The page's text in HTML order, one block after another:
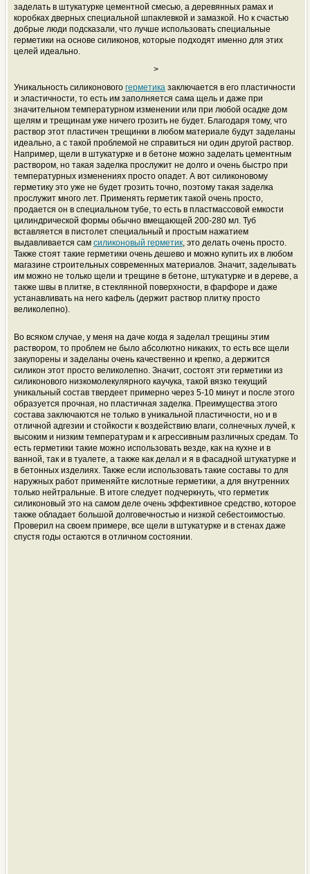
заделать в штукатурке цементной смесью, а деревянных рамах и
коробках дверных специальной шпаклевкой и замазкой. Но к счастью
добрые люди подсказали, что лучше использовать специальные
герметики на основе силиконов, которые подходят именно для этих
целей идеально.
>
Уникальность силиконового герметиказаключается в его пластичности
и эластичности, то есть им заполняется сама щель и даже при
значительном температурном изменении или при любой осадке дом
щелям и трещинам уже ничего грозить не будет. Благодаря тому, что
раствор этот пластичен трещинки в любом материале будут заделаны
идеально, а с такой проблемой не справиться ни один другой раствор.
Например, щели в штукатурке и в бетоне можно заделать цементным
раствором, но такая заделка прослужит не долго и очень быстро при
температурных изменениях просто опадет. А вот силиконовому
герметику это уже не будет грозить точно, поэтому такая заделка
прослужит много лет. Применять герметик такой очень просто,
продается он в специальном тубе, то есть в пластмассовой емкости
цилиндрической формы обычно вмещающей 200-280 мл. Туб
вставляется в пистолет специальный и простым нажатием
выдавливается сам силиконовый герметик, это делать очень просто.
Также стоят такие герметики очень дешево и можно купить их в любом
магазине строительных современных материалов. Значит, заделывать
им можно не только щели и трещине в бетоне, штукатурке и в дереве, а
также швы в плитке, в стеклянной поверхности, в фарфоре и даже
устанавливать на него кафель (держит раствор плитку просто
великолепно).
Во всяком случае, у меня на даче когда я заделал трещины этим
раствором, то проблем не было абсолютно никаких, то есть все щели
закупорены и заделаны очень качественно и крепко, а держится
силикон этот просто великолепно. Значит, состоят эти герметики из
силиконового низкомолекулярного каучука, такой вязко текущий
уникальный состав твердеет примерно через 5-10 минут и после этого
образуется прочная, но пластичная заделка. Преимущества этого
состава заключаются не только в уникальной пластичности, но и в
отличной адгезии и стойкости к воздействию влаги, солнечных лучей, к
высоким и низким температурам и к агрессивным различных средам. То
есть герметики такие можно использовать везде, как на кухне и в
ванной, так и в туалете, а также как делал и я в фасадной штукатурке и
в бетонных изделиях. Также если использовать такие составы то для
наружных работ применяйте кислотные герметики, а для внутренних
только нейтральные. В итоге следует подчеркнуть, что герметик
силиконовый это на самом деле очень эффективное средство, которое
также обладает большой долговечностью и низкой себестоимостью.
Проверил на своем примере, все щели в штукатурке и в стенах даже
спустя годы остаются в отличном состоянии.